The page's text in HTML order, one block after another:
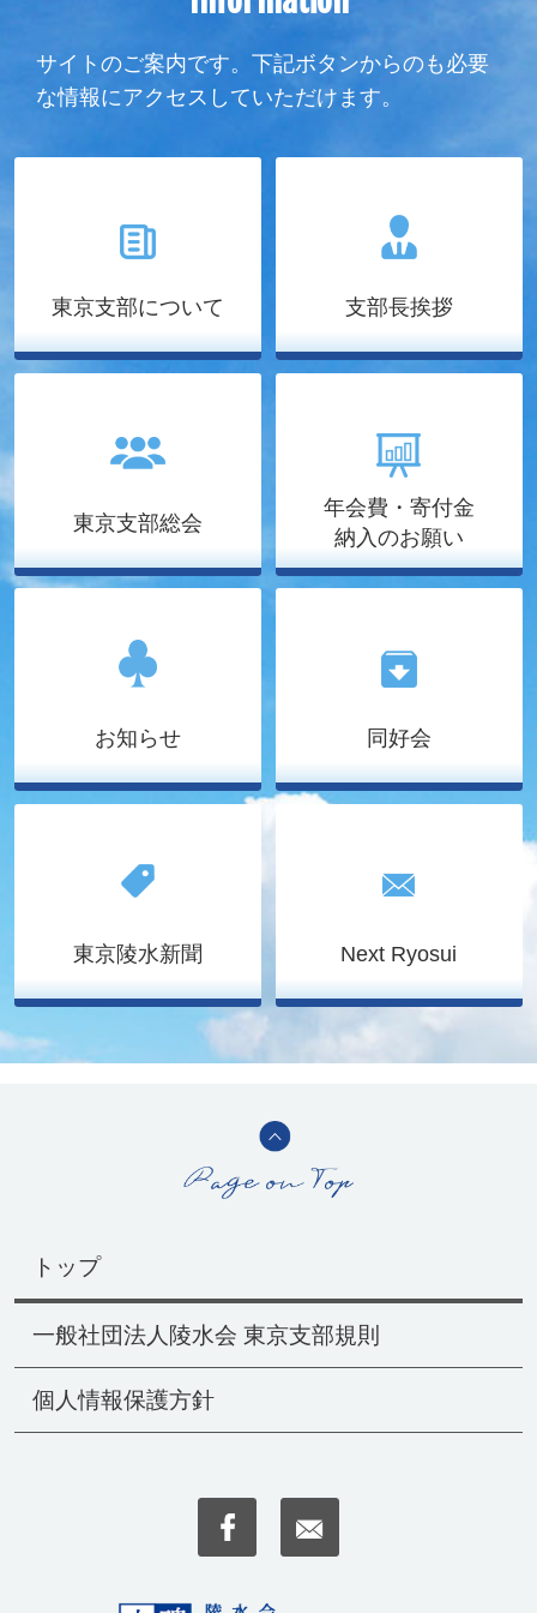
サイトのご案内です。下記ボタンからのも必要
な情報にアクセスしていただけます。
東京支部について 支部長挨拶
東京支部総会
年会費・寄付金
納入のお願い
お知らせ 同好会
東京陵水新聞 Next Ryosui
トップ
一般社団法人陵水会 東京支部規則
個人情報保護方針